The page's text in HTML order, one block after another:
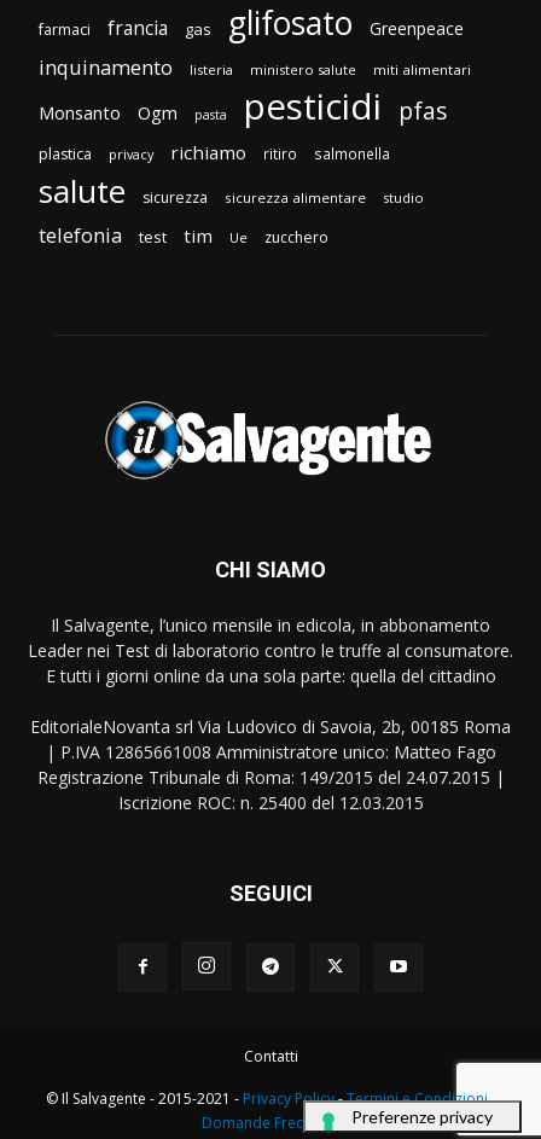
farmaci francia gas glifosato Greenpeace
inquinamento listeria ministero salute miti alimentari
Monsanto Ogm pasta pesticidi pfas
plastica privacy richiamo ritiro salmonella
salute sicurezza sicurezza alimentare studio
telefonia test tim Ue zucchero
CHI SIAMO
Il Salvagente, l’unico mensile in edicola, in abbonamento
Leader nei Test di laboratorio contro le truffe al consumatore.
E tutti i giorni online da una sola parte: quella del cittadino
EditorialeNovanta srl Via Ludovico di Savoia, 2b, 00185 Roma
| P.IVA 12865661008 Amministratore unico: Matteo Fago
Registrazione Tribunale di Roma: 149/2015 del 24.07.2015 |
Iscrizione ROC: n. 25400 del 12.03.2015
SEGUICI
Contatti
© Il Salvagente - 2015-2021 - Privacy Policy-Termini e Condizioni-
Domande Frequenti